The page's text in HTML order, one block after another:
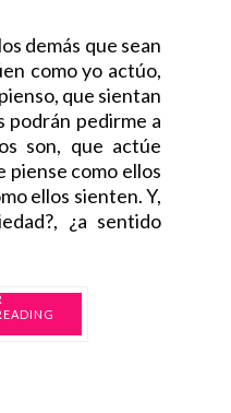
demás que sean
como yo actúo,
que sientan
podrán pedirme a
son, que actúe
piense como ellos
ellos sienten. Y,
¿a sentido